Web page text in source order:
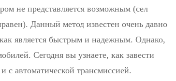
не представляется возможным (сел
Данный метод известен очень давно
является быстрым и надежным. Однако,
Сегодня вы узнаете, как завести
с автоматической трансмиссией.